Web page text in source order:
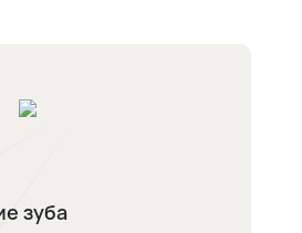
зуба